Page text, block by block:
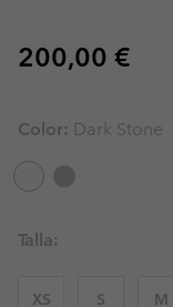
Regular price:
200,00 €
Color: Dark Stone
Talla:
XS S M